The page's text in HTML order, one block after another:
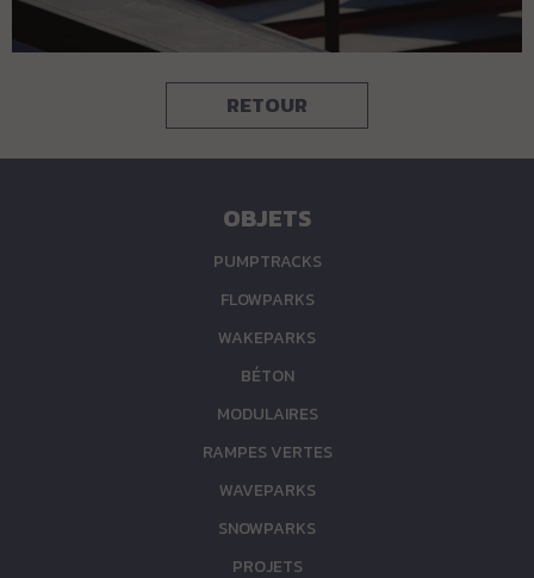
RETOUR
OBJETS
PUMPTRACKS
FLOWPARKS
WAKEPARKS
BÉTON
MODULAIRES
RAMPES VERTES
WAVEPARKS
SNOWPARKS
PROJETS